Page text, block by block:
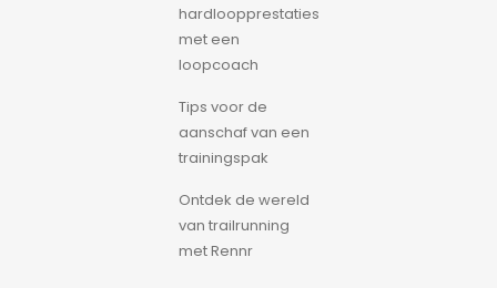
hardloopprestaties
met een
loopcoach
Tips voor de
aanschaf van een
trainingspak
Ontdek de wereld
van trailrunning
met Rennr